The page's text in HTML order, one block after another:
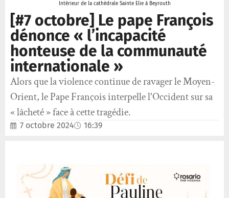
Intérieur de la cathédrale Sainte Elie à Beyrouth
[#7 octobre] Le pape François
dénonce « l’incapacité
honteuse de la communauté
internationale »
Alors que la violence continue de ravager le Moyen-
Orient, le Pape François interpelle l'Occident sur sa
« lâcheté » face à cette tragédie.
7 octobre 2024 16:39